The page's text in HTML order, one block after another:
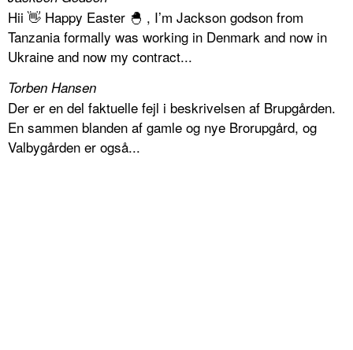
Hii 👋 Happy Easter 🐣 , I’m Jackson godson from
Tanzania formally was working in Denmark and now in
Ukraine and now my contract...
Torben Hansen
Der er en del faktuelle fejl i beskrivelsen af Brupgården.
En sammen blanden af gamle og nye Brorupgård, og
Valbygården er også...